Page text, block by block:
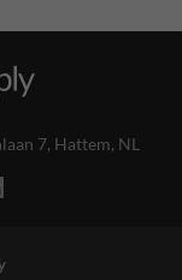
7, Hattem, NL